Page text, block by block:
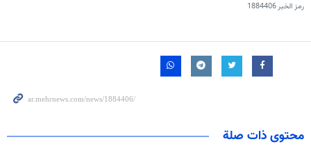
رمز الخبر1884406
محتوى ذات صلة